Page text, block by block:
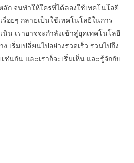
ก จนทำให้ใครที่ได้ลองใช้เทคโนโลยี
รื่อยๆ กลายเป็นใช้เทคโนโลยีในการ
น เราอาจจะกำลังเข้าสู่ยุคเทคโนโลยี
เริ่มเปลี่ยนไปอย่างรวดเร็ว รวมไปถึง
ช่นกัน และเราก็จะเริ่มเห็น และรู้จักกับ